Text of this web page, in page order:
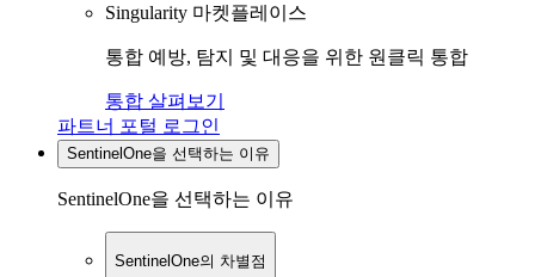
Singularity 마켓플레이스
통합 예방, 탐지 및 대응을 위한 원클릭 통합
통합 살펴보기
파트너 포털 로그인
SentinelOne을 선택하는 이유
SentinelOne을 선택하는 이유
SentinelOne의 차별점